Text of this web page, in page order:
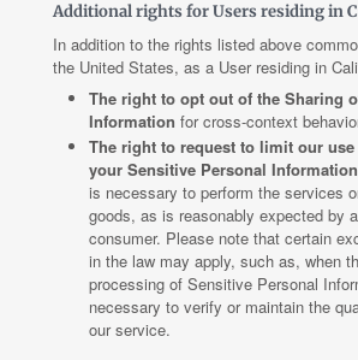
Additional rights for Users residing in
In addition to the rights listed above
the United States, as a User residing in
The right to opt out of the Sharing
Information for cross-context
The right to request to limit our
your Sensitive Personal Information
is necessary to perform the services
goods, as is reasonably expected by
consumer. Please note that certain
in the law may apply, such as, when
processing of Sensitive Personal
necessary to verify or maintain the
our service.